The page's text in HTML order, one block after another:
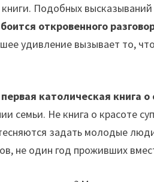
Подобных
откровенного
удивление вызывает то,
католическая книга
семьи. Не книга о красоте
задать молодые
не один год проживших